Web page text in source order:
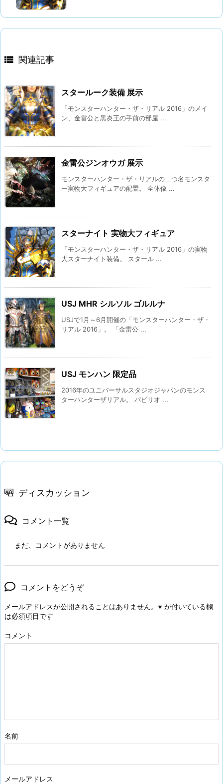
 関連記事
スタールーク装備 展示
「モンスターハンター・ザ・リアル 2016」のメイ
ン、金雷公と黒炎王の手前の部屋 ...
金雷公ジンオウガ 展示
モンスターハンター・ザ・リアルの二つ名モンスタ
ー実物大フィギュアの配置。 全体像 ...
スターナイト 実物大フィギュア
「モンスターハンター・ザ・リアル 2016」の実物
大スターナイト装備。 スタール ...
USJ MHR シルソル ゴルルナ
USJで1月～6月開催の「モンスターハンター・ザ・
リアル 2016」。 「金雷公 ...
USJ モンハン 限定品
2016年のユニバーサルスタジオジャパンのモンス
ターハンターザリアル。 パビリオ ...
ディスカッション
コメント一覧
まだ、コメントがありません
コメントをどうぞ
メールアドレスが公開されることはありません。 ※ が付いている欄
は必須項目です
コメント
名前
メールアドレス